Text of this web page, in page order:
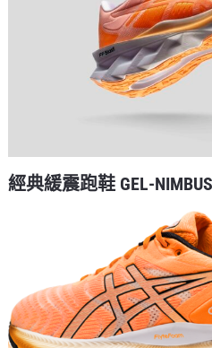
經典緩震跑鞋 GEL-